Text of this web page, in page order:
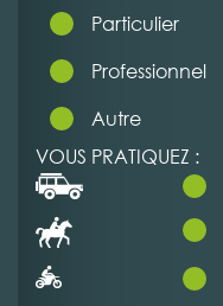
Particulier
Professionnel
Autre
VOUS PRATIQUEZ :